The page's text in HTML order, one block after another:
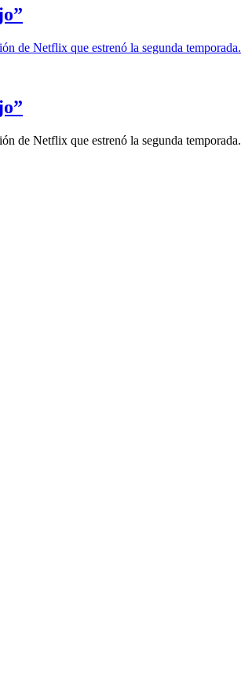
de Netflix que estrenó la segunda temporada.
de Netflix que estrenó la segunda temporada.